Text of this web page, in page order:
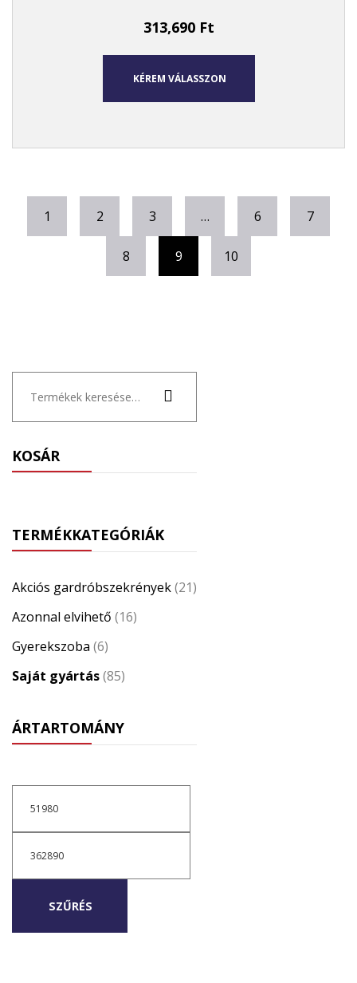
313,690 Ft
KÉREM VÁLASSZON
1 2 3 … 6 7
8 9 10
következőre:
KOSÁR
TERMÉKKATEGÓRIÁK
Akciós gardróbszekrények(21)
Azonnal elvihető (16)
Gyerekszoba (6)
Saját gyártás(85)
ÁRTARTOMÁNY
SZŰRÉS